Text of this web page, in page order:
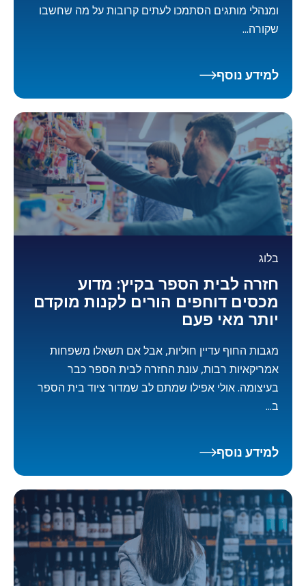
ומנהלי מותגים הסתמכו לעתים קרובות על מה שחשבו
שקורה...
למידע נוסף
בלוג
חזרה לבית הספר בקיץ: מדוע
מכסים דוחפים הורים לקנות מוקדם
יותר מאי פעם
מגבות החוף עדיין חוליות, אבל אם תשאלו משפחות
אמריקאיות רבות, עונת החזרה לבית הספר כבר
בעיצומה. אולי אפילו שמתם לב שמדור ציוד בית הספר
ב...
למידע נוסף